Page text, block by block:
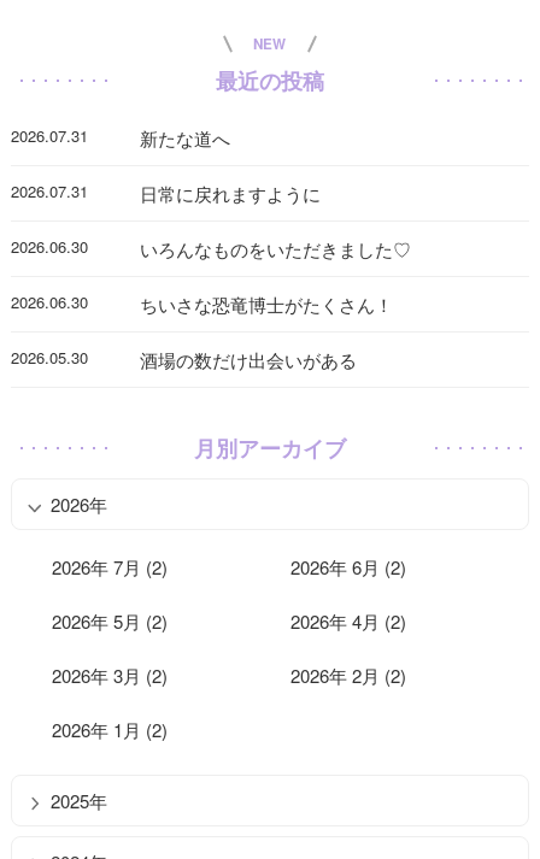
NEW
最近の投稿
2026.07.31 新たな道へ
2026.07.31 日常に戻れますように
2026.06.30 いろんなものをいただきました♡
2026.06.30 ちいさな恐竜博士がたくさん！
2026.05.30 酒場の数だけ出会いがある
月別アーカイブ
2026年
2026年 7月 (2) 2026年 6月 (2)
2026年 5月 (2) 2026年 4月 (2)
2026年 3月 (2) 2026年 2月 (2)
2026年 1月 (2)
2025年